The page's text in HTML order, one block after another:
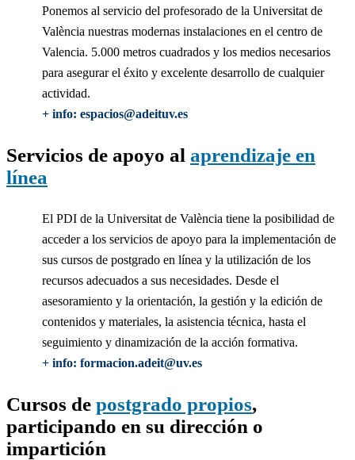
Ponemos al servicio del profesorado de la Universitat de
València nuestras modernas instalaciones en el centro de
Valencia. 5.000 metros cuadrados y los medios necesarios
para asegurar el éxito y excelente desarrollo de cualquier
actividad.
+ info: espacios@adeituv.es
Servicios de apoyo al aprendizaje en
línea
El PDI de la Universitat de València tiene la posibilidad de
acceder a los servicios de apoyo para la implementación de
sus cursos de postgrado en línea y la utilización de los
recursos adecuados a sus necesidades. Desde el
asesoramiento y la orientación, la gestión y la edición de
contenidos y materiales, la asistencia técnica, hasta el
seguimiento y dinamización de la acción formativa.
+ info: formacion.adeit@uv.es
Cursos de postgrado propios,
participando en su dirección o
impartición